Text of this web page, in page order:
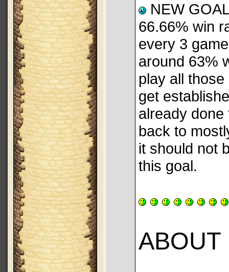
NEW
66.66% win
every 3
around 63%
play all
get
already
back to
it should not
this goal.
ABOUT